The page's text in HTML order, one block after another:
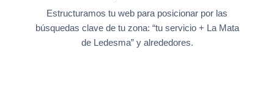
Estructuramos tu web para posicionar por las
búsquedas clave de tu zona: “tu servicio + La Mata
de Ledesma” y alrededores.